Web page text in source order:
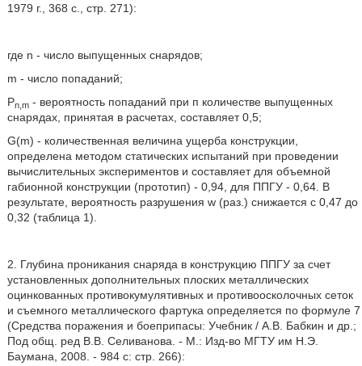
1979 г., 368 с., стр. 271):
где n - число выпущенных снарядов;
m - число попаданий;
Pn,m- вероятность попаданий при п количестве выпущенных
снарядах, принятая в расчетах, составляет 0,5;
G(m) - количественная величина ущерба конструкции,
определена методом статических испытаний при проведении
вычислительных экспериментов и составляет для объемной
габионной конструкции (прототип) - 0,94, для ППГУ - 0,64. В
результате, вероятность разрушения w (раз.) снижается с 0,47 до
0,32 (таблица 1).
2. Глубина проникания снаряда в конструкцию ППГУ за счет
установленных дополнительных плоских металлических
оцинкованных противокумулятивных и противоосколочных сеток
и съемного металлического фартука определяется по формуле 7
(Средства поражения и боеприпасы: Учебник / А.В. Бабкин и др.;
Под общ. ред В.В. Селиванова. - М.: Изд-во МГТУ им Н.Э.
Баумана, 2008. - 984 с: стр. 266):